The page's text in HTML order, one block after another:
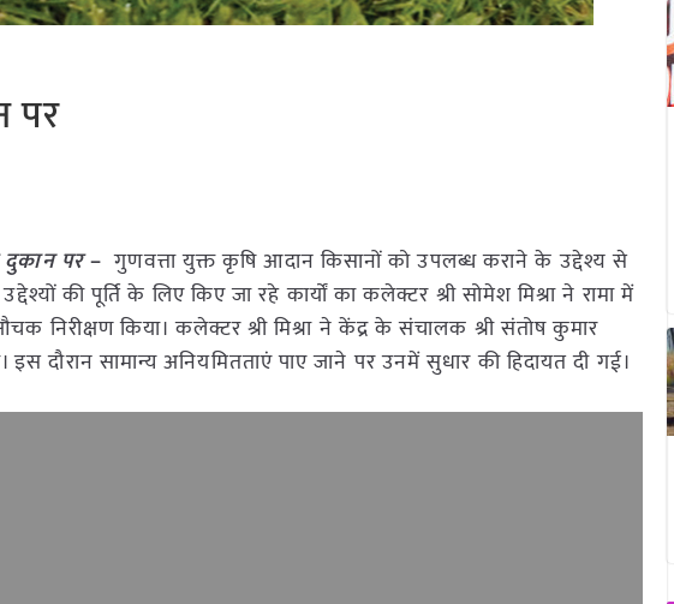
पर
पर– गुणवत्ता युक्त कृषि आदान किसानों को उपलब्ध कराने के उद्देश्य से
की पूर्ति के लिए किए जा रहे कार्यों का कलेक्टर श्री सोमेश मिश्रा ने रामा में
निरीक्षण किया। कलेक्टर श्री मिश्रा ने केंद्र के संचालक श्री संतोष कुमार
दौरान सामान्य अनियमितताएं पाए जाने पर उनमें सुधार की हिदायत दी गई।